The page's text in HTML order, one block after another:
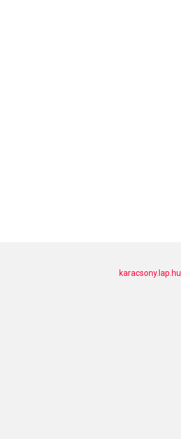
karacsony.lap.hu